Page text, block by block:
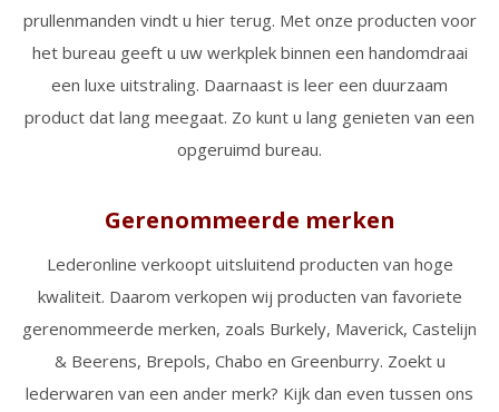
prullenmanden vindt u hier terug. Met onze producten voor
het bureau geeft u uw werkplek binnen een handomdraai
een luxe uitstraling. Daarnaast is leer een duurzaam
product dat lang meegaat. Zo kunt u lang genieten van een
opgeruimd bureau.
Gerenommeerde merken
Lederonline verkoopt uitsluitend producten van hoge
kwaliteit. Daarom verkopen wij producten van favoriete
gerenommeerde merken, zoals Burkely, Maverick, Castelijn
& Beerens, Brepols, Chabo en Greenburry. Zoekt u
lederwaren van een ander merk? Kijk dan even tussen ons